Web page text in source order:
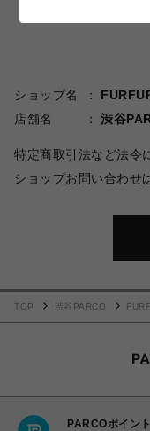
ショップ名
店舗名
渋谷
特定商取引法など法令
ショップお問い合わせ
TOP 渋谷PARCO
PARCOポイント